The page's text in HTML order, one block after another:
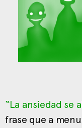
“La ansiedad se
frase que a